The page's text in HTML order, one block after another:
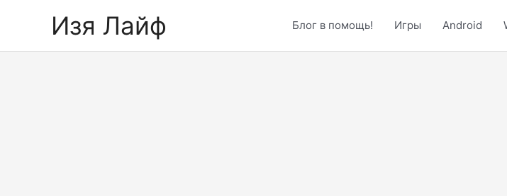
Изя Лайф Блог в помощь! Игры Android